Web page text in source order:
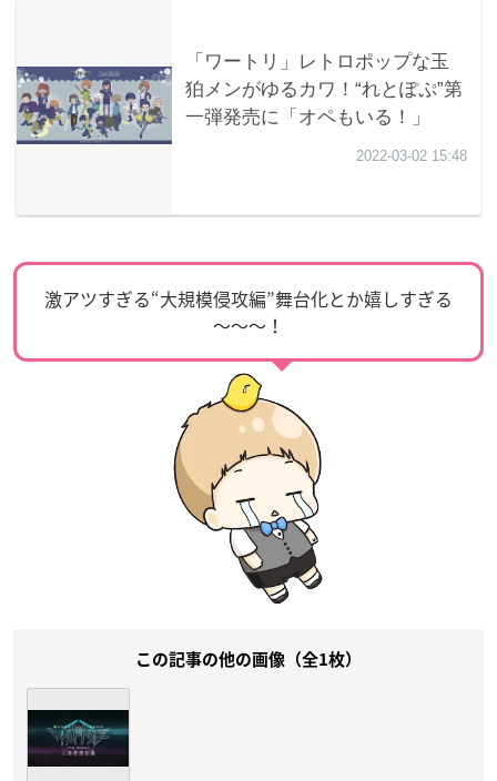
激アツすぎる“大規模侵攻編”舞台化とか嬉しすぎる
～～～！
この記事の他の画像（全1枚）